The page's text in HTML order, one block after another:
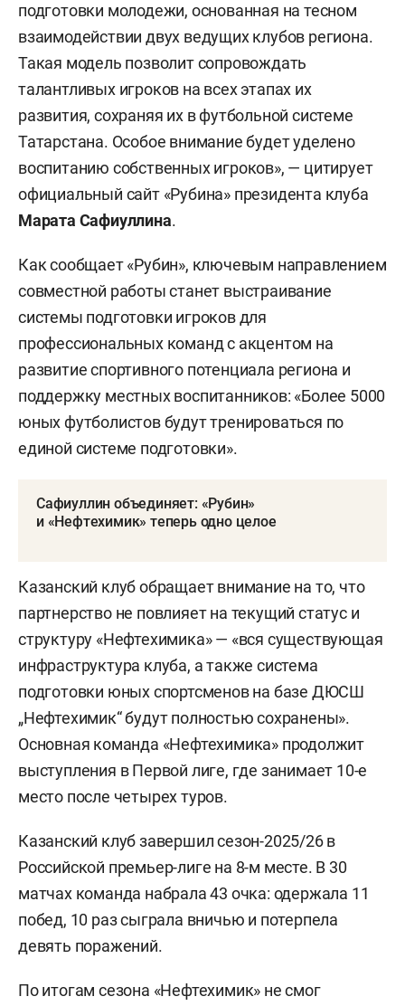
подготовки молодежи, основанная на тесном
взаимодействии двух ведущих клубов региона.
Такая модель позволит сопровождать
талантливых игроков на всех этапах их
развития, сохраняя их в футбольной системе
Татарстана. Особое внимание будет уделено
воспитанию собственных игроков», — цитирует
официальный сайт «Рубина» президента клуба
Марата Сафиуллина.
Как сообщает «Рубин», ключевым направлением
совместной работы станет выстраивание
системы подготовки игроков для
профессиональных команд с акцентом на
развитие спортивного потенциала региона и
поддержку местных воспитанников: «Более 5000
юных футболистов будут тренироваться по
единой системе подготовки».
Сафиуллин объединяет: «Рубин»
и «Нефтехимик» теперь одно целое
Казанский клуб обращает внимание на то, что
партнерство не повлияет на текущий статус и
структуру «Нефтехимика» — «вся существующая
инфраструктура клуба, а также система
подготовки юных спортсменов на базе ДЮСШ
„Нефтехимик“ будут полностью сохранены».
Основная команда «Нефтехимика» продолжит
выступления в Первой лиге, где занимает 10-е
место после четырех туров.
Казанский клуб завершил сезон-2025/26 в
Российской премьер-лиге на 8-м месте. В 30
матчах команда набрала 43 очка: одержала 11
побед, 10 раз сыграла вничью и потерпела
девять поражений.
По итогам сезона «Нефтехимик» не смог